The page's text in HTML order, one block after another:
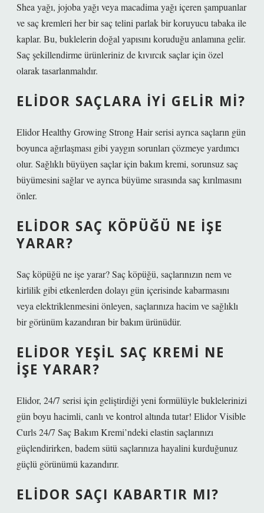
Shea yağı, jojoba yağı veya macadima yağı içeren şampuanlar
ve saç kremleri her bir saç telini parlak bir koruyucu tabaka ile
kaplar. Bu, buklelerin doğal yapısını koruduğu anlamına gelir.
Saç şekillendirme ürünleriniz de kıvırcık saçlar için özel
olarak tasarlanmalıdır.
ELIDOR SAÇLARA IYI GELIR MI?
Elidor Healthy Growing Strong Hair serisi ayrıca saçların gün
boyunca ağırlaşması gibi yaygın sorunları çözmeye yardımcı
olur. Sağlıklı büyüyen saçlar için bakım kremi, sorunsuz saç
büyümesini sağlar ve ayrıca büyüme sırasında saç kırılmasını
önler.
ELIDOR SAÇ KÖPÜĞÜ NE IŞE
YARAR?
Saç köpüğü ne işe yarar? Saç köpüğü, saçlarınızın nem ve
kirlilik gibi etkenlerden dolayı gün içerisinde kabarmasını
veya elektriklenmesini önleyen, saçlarınıza hacim ve sağlıklı
bir görünüm kazandıran bir bakım ürünüdür.
ELIDOR YEŞIL SAÇ KREMI NE
IŞE YARAR?
Elidor, 24/7 serisi için geliştirdiği yeni formülüyle buklelerinizi
gün boyu hacimli, canlı ve kontrol altında tutar! Elidor Visible
Curls 24/7 Saç Bakım Kremi’ndeki elastin saçlarınızı
güçlendirirken, badem sütü saçlarınıza hayalini kurduğunuz
güçlü görünümü kazandırır.
ELIDOR SAÇI KABARTIR MI?